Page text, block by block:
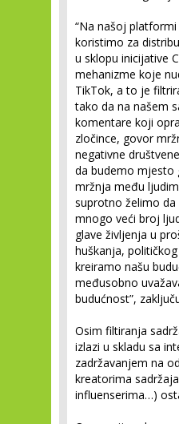
“Na našoj platformi
koristimo za
u sklopu inicijative
mehanizme koje
TikTok, a to je
tako da na našem
komentare koji
zločince, govor
negativne
da budemo mjesto
mržnja među
suprotno želimo
mnogo veći broj
glave življenja u
huškanja,
kreiramo našu
međusobno
budućnost”,
Osim filtiranja
izlazi u skladu sa
zadržavanjem na
kreatorima
influenserima…)